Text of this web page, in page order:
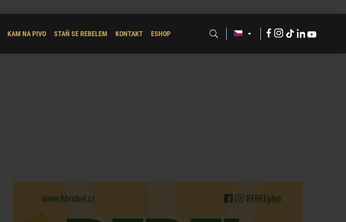
Facebook
Instagram
TikLinkdeIn
Youtube
KAM NA PIVO STAŇ SE REBELEM KONTAKT ESHOP